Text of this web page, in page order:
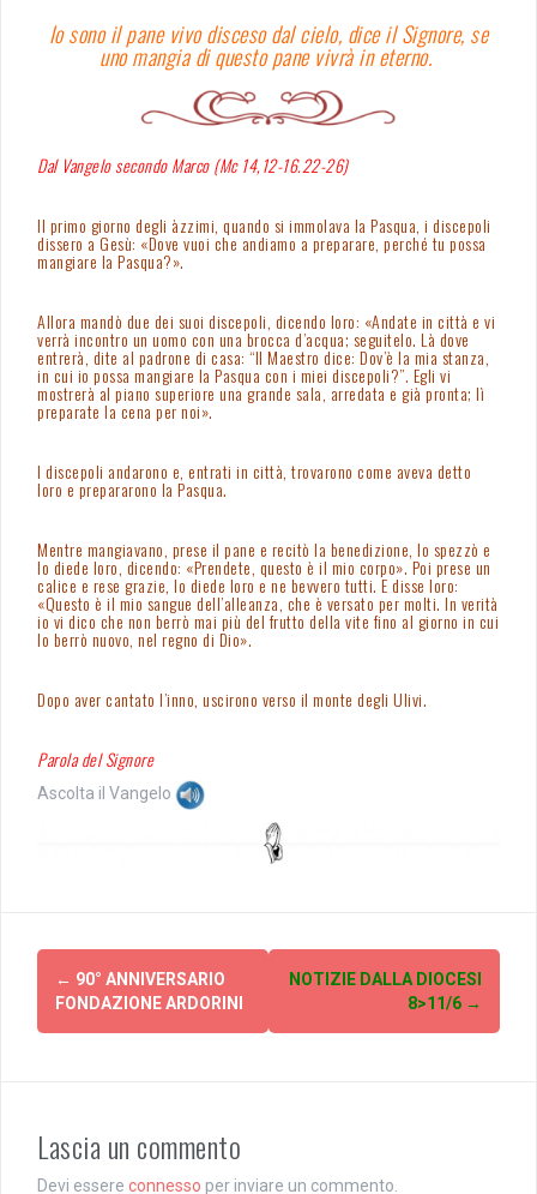
Io sono il pane vivo disceso dal cielo, dice il Signore, se
uno mangia di questo pane vivrà in eterno.
Dal Vangelo secondo Marco (Mc 14,12-16.22-26)
Il primo giorno degli àzzimi, quando si immolava la Pasqua, i discepoli
dissero a Gesù: «Dove vuoi che andiamo a preparare, perché tu possa
mangiare la Pasqua?».
Allora mandò due dei suoi discepoli, dicendo loro: «Andate in città e vi
verrà incontro un uomo con una brocca d’acqua; seguitelo. Là dove
entrerà, dite al padrone di casa: “Il Maestro dice: Dov’è la mia stanza,
in cui io possa mangiare la Pasqua con i miei discepoli?”. Egli vi
mostrerà al piano superiore una grande sala, arredata e già pronta; lì
preparate la cena per noi».
I discepoli andarono e, entrati in città, trovarono come aveva detto
loro e prepararono la Pasqua.
Mentre mangiavano, prese il pane e recitò la benedizione, lo spezzò e
lo diede loro, dicendo: «Prendete, questo è il mio corpo». Poi prese un
calice e rese grazie, lo diede loro e ne bevvero tutti. E disse loro:
«Questo è il mio sangue dell’alleanza, che è versato per molti. In verità
io vi dico che non berrò mai più del frutto della vite fino al giorno in cui
lo berrò nuovo, nel regno di Dio».
Dopo aver cantato l’inno, uscirono verso il monte degli Ulivi.
Parola del Signore
Ascolta il Vangelo
Post
navigation
← 90° ANNIVERSARIO
FONDAZIONE ARDORINI
NOTIZIE DALLA DIOCESI
8>11/6 →
Lascia un commento
Devi essere connesso per inviare un commento.